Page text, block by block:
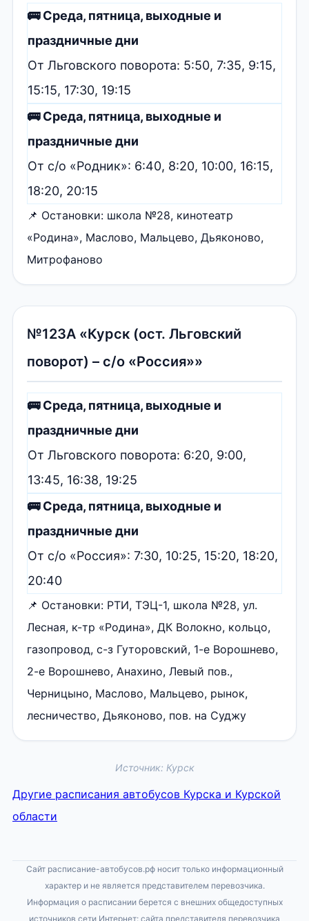
🚌 Среда, пятница, выходные и
праздничные дни
От Льговского поворота: 5:50, 7:35, 9:15,
15:15, 17:30, 19:15
🚌 Среда, пятница, выходные и
праздничные дни
От с/о «Родник»: 6:40, 8:20, 10:00, 16:15,
18:20, 20:15
📌 Остановки: школа №28, кинотеатр
«Родина», Маслово, Мальцево, Дьяконово,
Митрофаново
№123А «Курск (ост. Льговский
поворот) – с/о «Россия»»
🚌 Среда, пятница, выходные и
праздничные дни
От Льговского поворота: 6:20, 9:00,
13:45, 16:38, 19:25
🚌 Среда, пятница, выходные и
праздничные дни
От с/о «Россия»: 7:30, 10:25, 15:20, 18:20,
20:40
📌 Остановки: РТИ, ТЭЦ-1, школа №28, ул.
Лесная, к-тр «Родина», ДК Волокно, кольцо,
газопровод, с-з Гуторовский, 1-е Ворошнево,
2-е Ворошнево, Анахино, Левый пов.,
Черницыно, Маслово, Мальцево, рынок,
лесничество, Дьяконово, пов. на Суджу
Источник: Курск
Другие расписания автобусов Курска и Курской
области
Сайт расписание-автобусов.рф носит только информационный
характер и не является представителем перевозчика.
Информация о расписании берется с внешних общедоступных
источников сети Интернет: сайта представителя перевозчика